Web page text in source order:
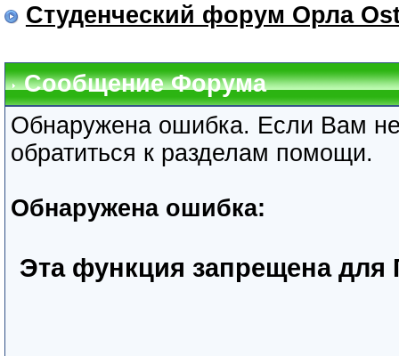
Студенческий форум Орла
Сообщение Форума
Обнаружена ошибка. Если Вам
обратиться к разделам помощи.
Обнаружена ошибка:
Эта функция запрещена для